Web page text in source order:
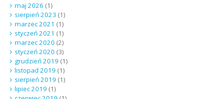
maj 2026 (1)
sierpień 2023 (1)
marzec 2021 (1)
styczeń 2021 (1)
marzec 2020 (2)
styczeń 2020 (3)
grudzień 2019 (1)
listopad 2019 (1)
sierpień 2019 (1)
lipiec 2019 (1)